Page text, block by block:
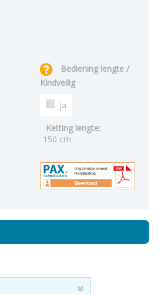
Bediening lengte /
Kindveilig
Ja
Ketting lengte:
150 cm